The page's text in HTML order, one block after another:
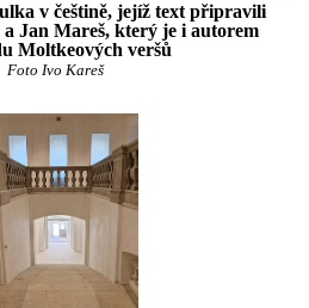
v češtině, jejíž text připravili
a Jan Mareš, který je i autorem
Moltkeových veršů
Foto Ivo Kareš